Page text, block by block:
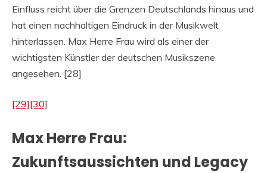
Einfluss reicht über die Grenzen Deutschlands hinaus und
hat einen nachhaltigen Eindruck in der Musikwelt
hinterlassen. Max Herre Frau wird als einer der
wichtigsten Künstler der deutschen Musikszene
angesehen. [28]
[29][30]
Max Herre Frau:
Zukunftsaussichten und Legacy